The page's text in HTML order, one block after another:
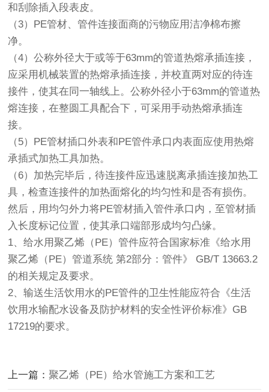
和刮除插入段表皮。
（3）PE管材、管件连接面商的污物应用洁净棉布擦
净。
（4）公称外径大于或等于63mm的管道热熔承插连接，
应采用机械装置的热熔承插连接，并校直两对应的待连
接件，使其在同一轴线上。公称外径小于63mm的管道热
熔连接，在整圆工具配合下，可采用手动热熔承插连
接。
（5）PE管材插口外表和PE管件承口内表面应使用热熔
承插式加热工具加热。
（6）加热完毕后，待连接件应迅速脱离承插连接加热工
具，检查连接件的加热面熔化的均匀性和是否有损伤。
然后，用均匀外力将PE管材插入管件承口内，至管材插
入长度标记位置，使其承口端部形成均匀凸缘。
1、给水用聚乙烯（PE）管件应符合国家标准《给水用
聚乙烯（PE）管道系统 第2部分：管件》 GB/T 13663.2
的相关规定及要求。
2、输送生活饮用水的PE管件的卫生性能应符合《生活
饮用水输配水设备及防护材料的安全性评价标准》GB
17219的要求。
上一篇：聚乙烯（PE）给水管施工方案和工艺